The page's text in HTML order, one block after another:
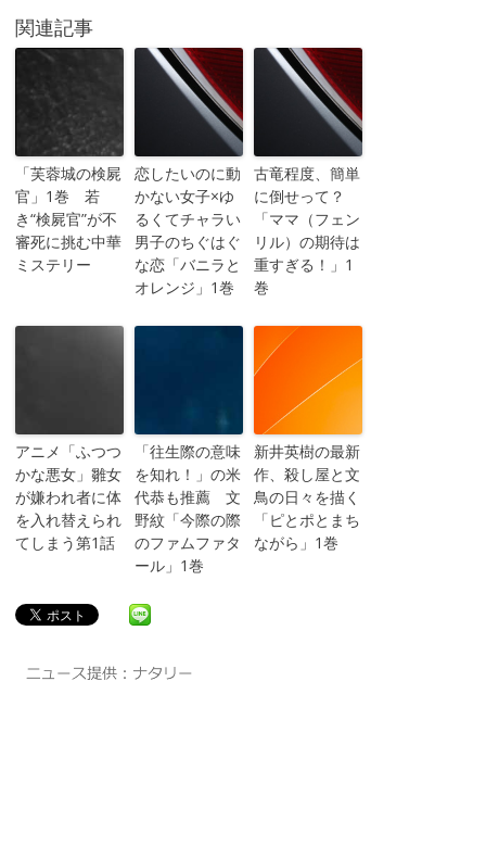
関連記事
「芙蓉城の検屍
官」1巻 若
き“検屍官”が不
審死に挑む中華
ミステリー
恋したいのに動
かない女子×ゆ
るくてチャラい
男子のちぐはぐ
な恋「バニラと
オレンジ」1巻
古竜程度、簡単
に倒せって？
「ママ（フェン
リル）の期待は
重すぎる！」1
巻
アニメ「ふつつ
かな悪女」雛女
が嫌われ者に体
を入れ替えられ
てしまう第1話
「往生際の意味
を知れ！」の米
代恭も推薦 文
野紋「今際の際
のファムファタ
ール」1巻
新井英樹の最新
作、殺し屋と文
鳥の日々を描く
「ピとポとまち
ながら」1巻